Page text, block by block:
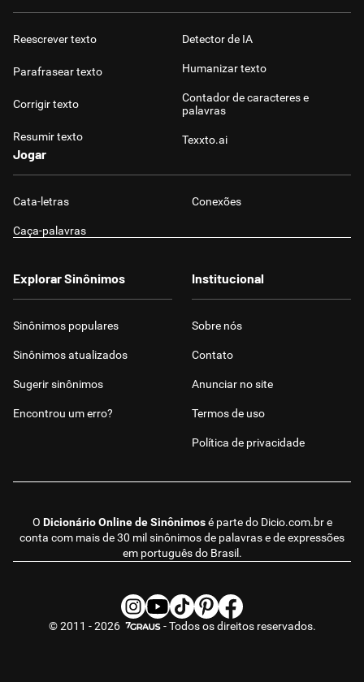
Reescrever texto
Parafrasear texto
Corrigir texto
Resumir texto
Detector de IA
Humanizar texto
Contador de caracteres e
palavras
Texxto.ai
Jogar
Cata-letras Conexões
Caça-palavras
O Dicionário Online de Sinônimosé parte do Dicio.com.bre
conta com mais de 30 mil sinônimos de palavras e de expressões
em português do Brasil.
Explorar Sinônimos
Sinônimos populares
Sinônimos atualizados
Sugerir sinônimos
Encontrou um erro?
Institucional
Sobre nós
Contato
Anunciar no site
Termos de uso
Política de privacidade
© 2011 - 2026 - Todos os direitos reservados.